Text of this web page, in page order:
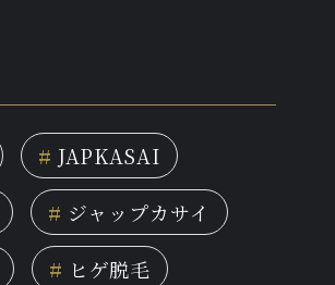
# JAPKASAI
# ジャップカサイ
# ヒゲ脱毛